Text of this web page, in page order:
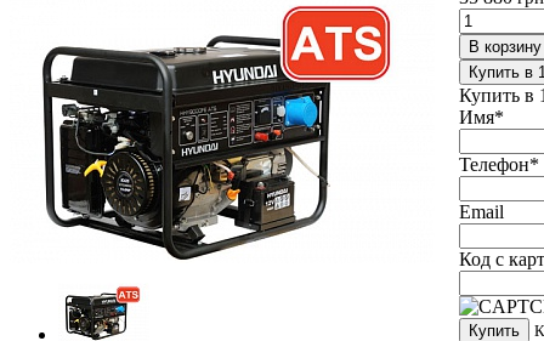
В корзину
Купить в
Купить в
Имя*
Телефон*
Email
Код с
Купить